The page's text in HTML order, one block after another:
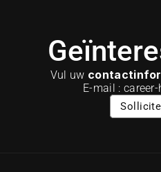
Vul uw
E-mail :